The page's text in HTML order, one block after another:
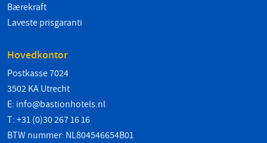
Bærekraft
Laveste prisgaranti
Hovedkontor
Postkasse 7024
3502 KA Utrecht
E: info@bastionhotels.nl
T: +31 (0)30 267 16 16
BTW nummer: NL804546654B01